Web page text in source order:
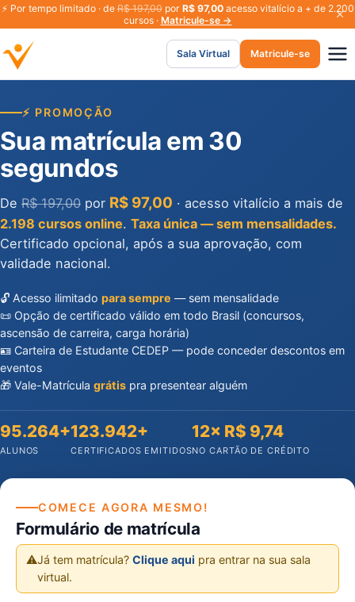
⚡ Por tempo limitado · deR$ 197,00por R$ 97,00acesso vitalício a + de 2.200
cursos · Matricule-se →
Sala Virtual Matricule-se
⚡ PROMOÇÃO
Sua matrícula em 30
segundos
De R$ 197,00 por R$ 97,00 · acesso vitalício a mais de
2.198 cursos online. Taxa única — sem mensalidades.
Certificado opcional, após a sua aprovação, com
validade nacional.
🔓 Acesso ilimitado para sempre — sem mensalidade
📜 Opção de certificado válido em todo Brasil (concursos,
ascensão de carreira, carga horária)
🪪 Carteira de Estudante CEDEP — pode conceder descontos em
eventos
🎁 Vale-Matrícula grátis pra presentear alguém
95.264+
ALUNOS
123.942+
CERTIFICADOS EMITIDOS
12× R$ 9,74
NO CARTÃO DE CRÉDITO
COMECE AGORA MESMO!
Formulário de matrícula
⚠️Já tem matrícula? Clique aqui pra entrar na sua sala
virtual.